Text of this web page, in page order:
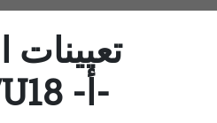
تعيينات
U16/U18 -أ-